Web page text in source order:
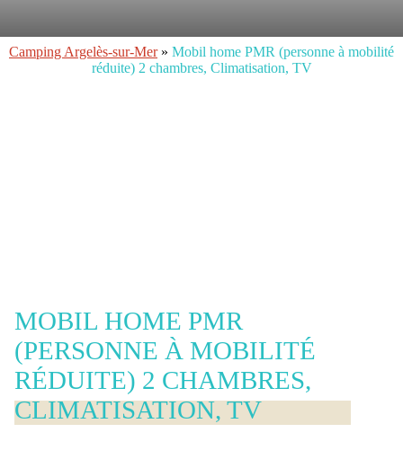
Camping Argelès-sur-Mer» Mobil home PMR (personne à mobilité
réduite) 2 chambres, Climatisation, TV
MOBIL HOME PMR
(PERSONNE À MOBILITÉ
RÉDUITE) 2 CHAMBRES,
CLIMATISATION, TV